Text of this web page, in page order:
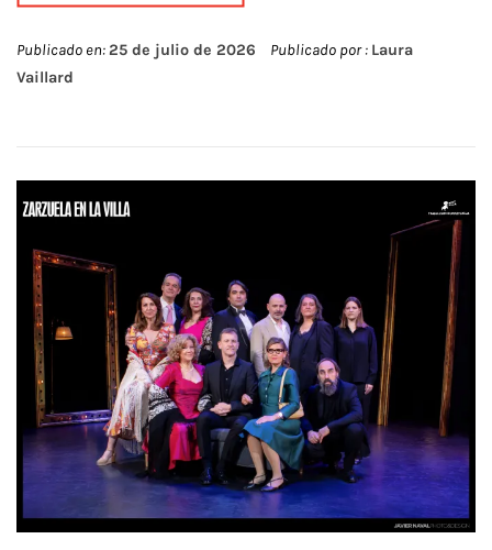
Publicado en:25 de julio de 2026 Publicado por : Laura
Vaillard